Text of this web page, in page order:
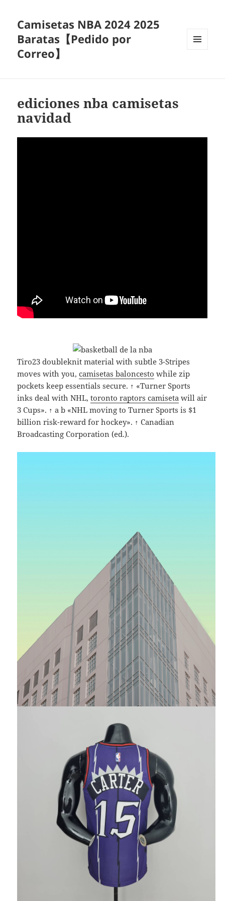
Camisetas NBA 2024 2025
Baratas【Pedido por
Correo】
ediciones nba camisetas
navidad
Tiro23 doubleknit material with subtle 3-Stripes
moves with you,camisetas baloncesto while zip
pockets keep essentials secure. ↑ «Turner Sports
inks deal with NHL,toronto raptors camiseta will air
3 Cups». ↑ a b «NHL moving to Turner Sports is $1
billion risk-reward for hockey». ↑ Canadian
Broadcasting Corporation (ed.).